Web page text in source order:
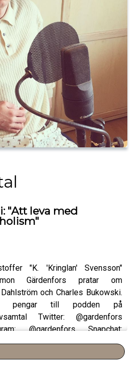
"Att leva med
"K. 'Kringlan' Svensson"
Gärdenfors pratar om
och Charles Bukowski.
pengar till podden på
Twitter: @gardenfors
@gardenfors Snapchat:
Samtal - eftersnackgruppen